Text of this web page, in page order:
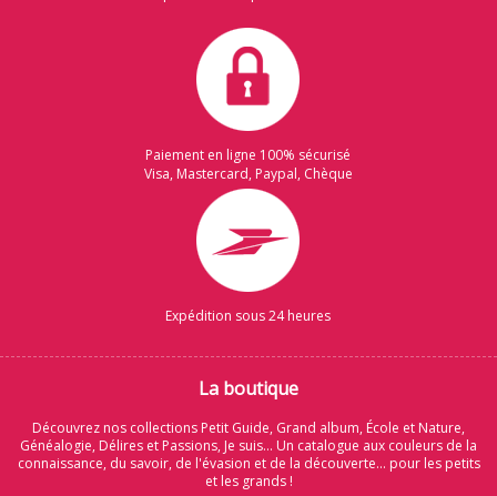
Paiement en ligne 100% sécurisé
Visa, Mastercard, Paypal, Chèque
Expédition sous 24 heures
La boutique
Découvrez nos collections Petit Guide, Grand album, École et Nature,
Généalogie, Délires et Passions, Je suis... Un catalogue aux couleurs de la
connaissance, du savoir, de l'évasion et de la découverte... pour les petits
et les grands !